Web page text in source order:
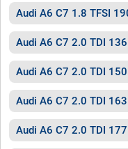
Audi A6 C7 1.8 TFSI
Audi A6 C7 2.0 TDI
Audi A6 C7 2.0 TDI
Audi A6 C7 2.0 TDI
Audi A6 C7 2.0 TDI